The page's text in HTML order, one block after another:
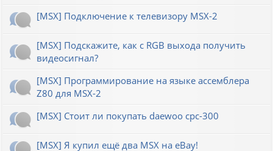
[MSX] Подключение к телевизору MSX-2
[MSX] Подскажите, как с RGB выхода получить
видеосигнал?
[MSX] Программирование на языке ассемблера
Z80 для MSX-2
[MSX] Стоит ли покупать daewoo cpc-300
[MSX] Я купил ещё два MSX на eBay!